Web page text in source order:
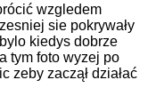
wzgledem
sie pokrywały
kiedys dobrze
tym foto wyzej po
zeby zaczął działać